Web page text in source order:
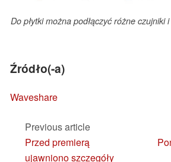
Do płytki można podłączyć różne czujniki
Źródło(-a)
Waveshare
Previous article
Przed premierą
ujawniono szczegóły